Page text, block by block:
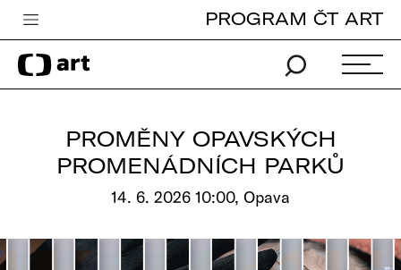
Česká televize
Zpravodajství
iVysílání
PROGRAM ČT ART
PROMĚNY OPAVSKÝCH
PROMENÁDNÍCH PARKŮ
14. 6. 2026 10:00, Opava